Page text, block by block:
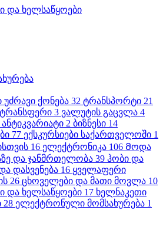
და ხელსაწყოები
უძრავი ქონება 32 ტრანსპორტი 21
ტრანსფერი 3 ვალუტის გაცვლა 4
ანტიკვარიატი 2 ბიზნესი 14
77 ექსკურსიები საქართველოში 1
16 ელექტრონიკა 106 Მოდა
და ჯანმრთელობა 39 ჰობი და
დასვენება 16 ყველაფერი
26 ცხოველები და მათი მოვლა 10
და ხელსაწყოები 17 ხელნაკეთი
28 ელექტრონული მომსახურება 1